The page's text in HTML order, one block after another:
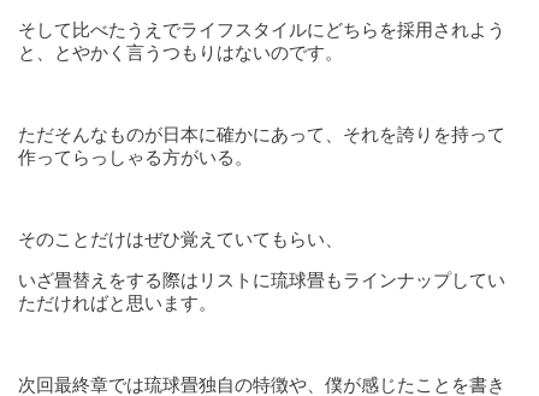
そして比べたうえでライフスタイルにどちらを採用されよう
と、とやかく言うつもりはないのです。
ただそんなものが日本に確かにあって、それを誇りを持って
作ってらっしゃる方がいる。
そのことだけはぜひ覚えていてもらい、
いざ畳替えをする際はリストに琉球畳もラインナップしてい
ただければと思います。
次回最終章では琉球畳独自の特徴や、僕が感じたことを書き